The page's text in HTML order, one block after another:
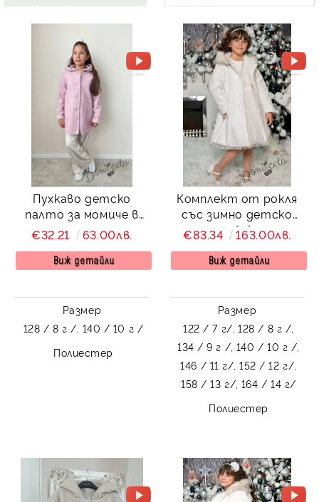
Пухкаво детско
палто за момиче в
пепел от рози
€32.21 63.00лв.
Виж детайли
Размер
128 / 8 г /, 140 / 10 г /
Полиестер
Комплект от рокля
със зимно детско
палто в бяло с
качулка и джобчета
Снежана
€83.34 163.00лв.
Виж детайли
Размер
122 / 7 г/, 128 / 8 г /,
134 / 9 г /, 140 / 10 г /,
146 / 11 г/, 152 / 12 г/,
158 / 13 г/, 164 / 14 г/
Полиестер